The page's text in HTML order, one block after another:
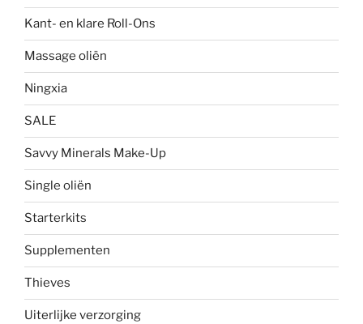
Kant- en klare Roll-Ons
Massage oliën
Ningxia
SALE
Savvy Minerals Make-Up
Single oliën
Starterkits
Supplementen
Thieves
Uiterlijke verzorging